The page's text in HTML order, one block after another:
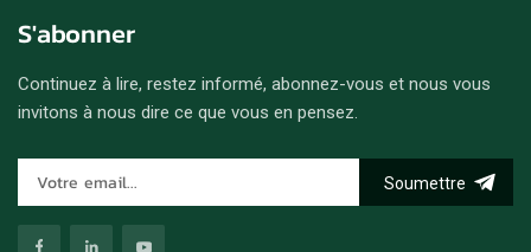
S'abonner
Continuez à lire, restez informé, abonnez-vous et nous vous
invitons à nous dire ce que vous en pensez.
Soumettre